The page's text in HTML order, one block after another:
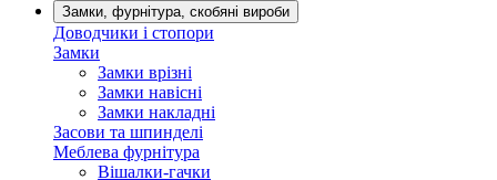
Замки, фурнітура, скобяні вироби
Доводчики і стопори
Замки
Замки врізні
Замки навісні
Замки накладні
Засови та шпинделі
Меблева фурнітура
Вішалки-гачки